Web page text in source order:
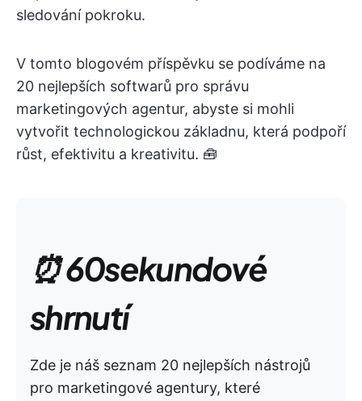
sledování pokroku.
V tomto blogovém příspěvku se podíváme na
20 nejlepších softwarů pro správu
marketingových agentur, abyste si mohli
vytvořit technologickou základnu, která podpoří
růst, efektivitu a kreativitu. 🧰
⏰ 60sekundové
shrnutí
Zde je náš seznam 20 nejlepších nástrojů
pro marketingové agentury, které